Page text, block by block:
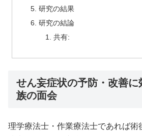
研究の結果
研究の結論
共有:
せん妄症状の予防・改善に
族の面会
理学療法士・作業療法士であれば術